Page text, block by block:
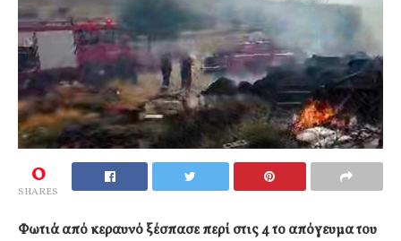
0
SHARES
Φωτιά από κεραυνό ξέσπασε περί στις 4 το απόγευμα του